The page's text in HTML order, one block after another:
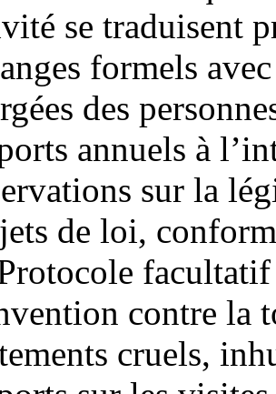
se traduisent
formels
des
annuels à
sur la
de loi,
contre la
cruels,